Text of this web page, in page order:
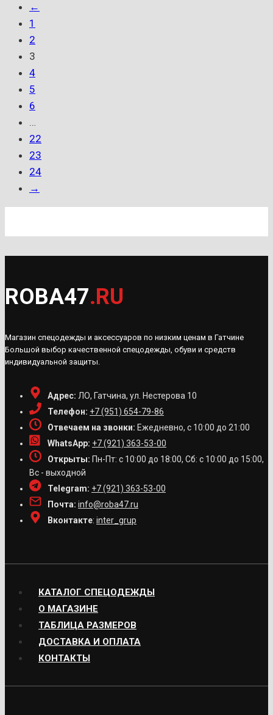
←
1
2
3
4
5
6
…
22
23
24
→
ROBA47.RU
Магазин спецодежды и аксессуаров по низким ценам в Гатчине
Большой выбор качественной спецодежды, обуви и средств
индивидуальной защиты.
Адрес: ЛО, Гатчина, ул. Нестерова 10
Телефон: +7 (951) 654-79-86
Отвечаем на звонки: Ежедневно, с 10:00 до 21:00
WhatsApp: +7 (921) 363-53-00
Открыты: Пн-Пт: с 10:00 до 18:00, Сб: с 10:00 до 15:00,
Вс - выходной
Telegram: +7 (921) 363-53-00
Почта: info@roba47.ru
Вконтакте: inter_grup
КАТАЛОГ СПЕЦОДЕЖДЫ
О МАГАЗИНЕ
ТАБЛИЦА РАЗМЕРОВ
ДОСТАВКА И ОПЛАТА
КОНТАКТЫ